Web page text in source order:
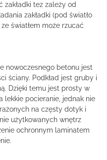
zakładki tez zależy od
zakładki (pod światło
światłem może rzucać
nowoczesnego betonu jest
ściany. Podkład jest gruby i
Dzięki temu jest prosty w
lekkie pocieranie, jednak nie
na częsty dotyk i
użytkowanych wnętrz
ochronnym laminatem